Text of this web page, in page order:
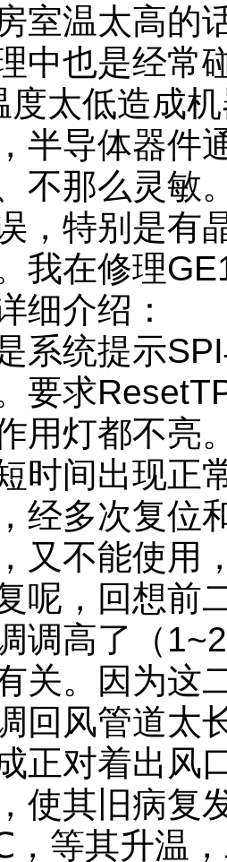
室温太高的
中也是经常
度太低造成
半导体器件
不那么灵敏
，特别是有
我在修理
细介绍：
系统提示
要求
用灯都不亮
时间出现正
经多次复位
又不能使用
呢，回想前
调高了（
关。因为这
回风管道太
正对着出风
使其旧病复
，等其升温